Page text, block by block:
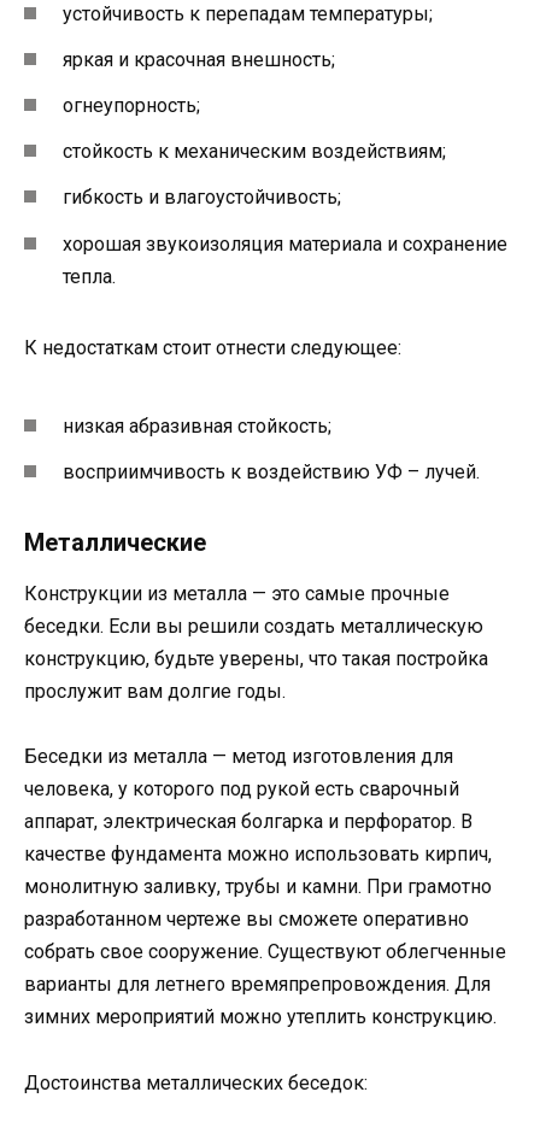
устойчивость к перепадам температуры;
яркая и красочная внешность;
огнеупорность;
стойкость к механическим воздействиям;
гибкость и влагоустойчивость;
хорошая звукоизоляция материала и сохранение
тепла.
К недостаткам стоит отнести следующее:
низкая абразивная стойкость;
восприимчивость к воздействию УФ – лучей.
Металлические
Конструкции из металла — это самые прочные
беседки. Если вы решили создать металлическую
конструкцию, будьте уверены, что такая постройка
прослужит вам долгие годы.
Беседки из металла — метод изготовления для
человека, у которого под рукой есть сварочный
аппарат, электрическая болгарка и перфоратор. В
качестве фундамента можно использовать кирпич,
монолитную заливку, трубы и камни. При грамотно
разработанном чертеже вы сможете оперативно
собрать свое сооружение. Существуют облегченные
варианты для летнего времяпрепровождения. Для
зимних мероприятий можно утеплить конструкцию.
Достоинства металлических беседок: